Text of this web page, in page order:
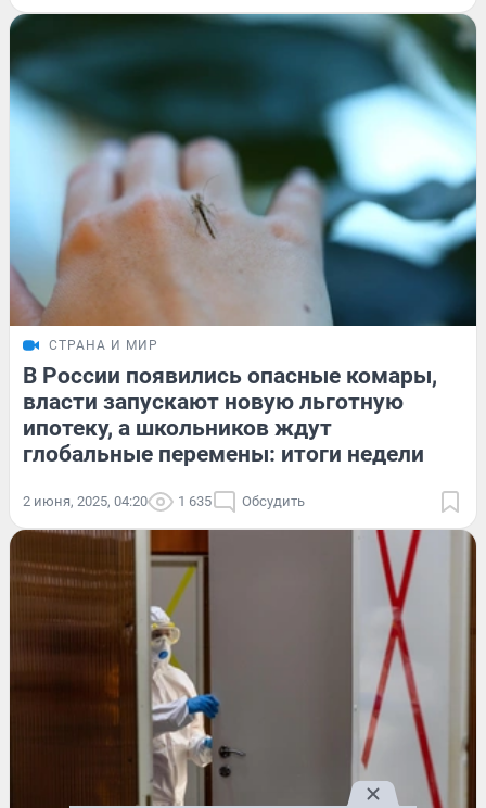
СТРАНА И МИР
В России появились опасные комары,
власти запускают новую льготную
ипотеку, а школьников ждут
глобальные перемены: итоги недели
2 июня, 2025, 04:20 1 635 Обсудить